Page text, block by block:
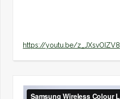
https://youtu.be/z_JXsvOIZV8